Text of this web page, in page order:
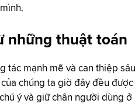
những thuật toán
mạnh mẽ và can thiệp
chúng ta giờ đây đều
ý và giữ chân người dùng